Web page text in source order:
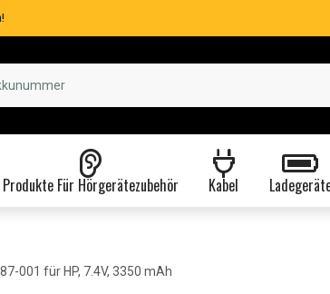
Produkte Für Hörgerätezubehör Kabel
001 für HP, 7.4V, 3350 mAh